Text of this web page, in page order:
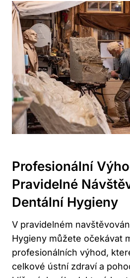
Profesionální
Pravidelné
Dentální Hygieny
V pravidelném
Hygieny můžete očekávat
profesionálních výhod,
celkové ústní zdraví a